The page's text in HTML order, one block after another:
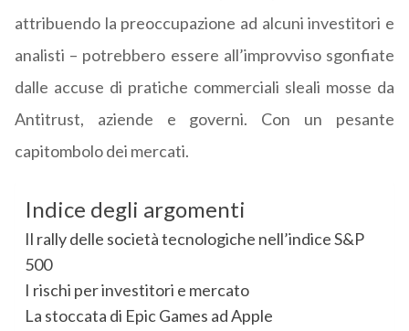
attribuendo la preoccupazione ad alcuni investitori e
analisti – potrebbero essere all’improvviso sgonfiate
dalle accuse di pratiche commerciali sleali mosse da
Antitrust, aziende e governi. Con un pesante
capitombolo dei mercati.
Indice degli argomenti
Il rally delle società tecnologiche nell’indice S&P
500
I rischi per investitori e mercato
La stoccata di Epic Games ad Apple